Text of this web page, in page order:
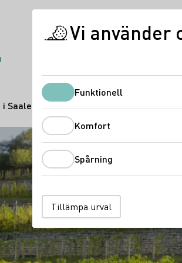
i Saale-Unstrut
Vi använder
FunktionellFunktionell
Komfort
Spårning
Tillämpa urval